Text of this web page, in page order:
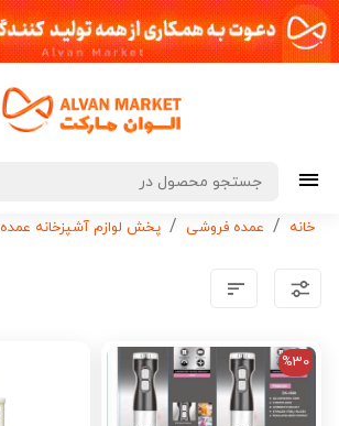
خانه عمده فروشی پخش لوازم آشپزخانه عمده
%30